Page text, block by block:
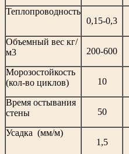
Теплопроводность
0,15-0,3
Объемный вес кг/
м3
200-600
Морозостойкость
(кол-во циклов)
10
Время остывания
стены
50
Усадка (мм/м)
1,5